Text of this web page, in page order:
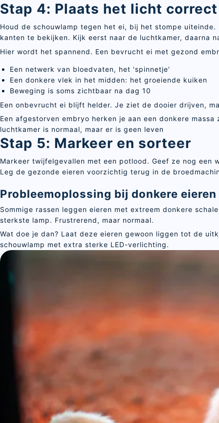
Stap 4: Plaats het licht correct
Houd de schouwlamp tegen het ei, bij het stompe
kanten te bekijken. Kijk eerst naar de luchtkamer, daarna
Hier wordt het spannend. Een bevrucht ei met gezond
Een netwerk van bloedvaten, het 'spinnetje'
Een donkere vlek in het midden: het groeiende kuiken
Beweging is soms zichtbaar na dag 10
Een onbevrucht ei blijft helder. Je ziet de dooier drijven,
Een afgestorven embryo herken je aan een donkere
luchtkamer is normaal, maar er is geen leven
Stap 5: Markeer en sorteer
Markeer twijfelgevallen met een potlood. Geef ze nog
Leg de gezonde eieren voorzichtig terug in de
Probleemoplossing bij donkere eieren
Sommige rassen leggen eieren met extreem donkere
sterkste lamp. Frustrerend, maar normaal.
Wat doe je dan? Laat deze eieren gewoon liggen tot de
schouwlamp met extra sterke LED-verlichting.